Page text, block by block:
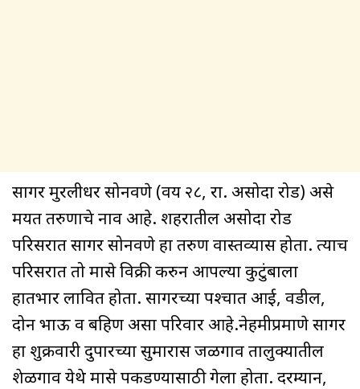
सागर मुरलीधर सोनवणे (वय २८, रा. असोदा रोड) असे
मयत तरुणाचे नाव आहे. शहरातील असोदा रोड
परिसरात सागर सोनवणे हा तरुण वास्तव्यास होता. त्याच
परिसरात तो मासे विक्री करुन आपल्या कुटुंबाला
हातभार लावित होता. सागरच्या पश्चात आई, वडील,
दोन भाऊ व बहिण असा परिवार आहे.नेहमीप्रमाणे सागर
हा शुक्रवारी दुपारच्या सुमारास जळगाव तालुक्यातील
शेळगाव येथे मासे पकडण्यासाठी गेला होता. दरम्यान,